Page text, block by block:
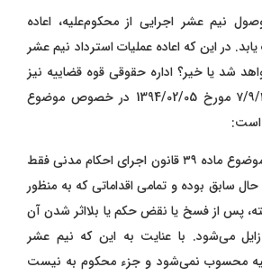
نیم عشر اجرایی از محکوم‌علیه، اعاده
در این که اعاده عملیات استرداد نیم عشر
شد یا خیر؟ اداره حقوقی قوه قضاییه نیز
طی نظریه شماره ۷/۹/۲۹۲ مورخ 1394/02/05 در خصوص موضوع
است:
«اعاده عملیات اجرایی موضوع ماده ۳۹ قانون اجرای احکام مدنی فقط
سابق بوده و تمامی اقداماتی که به منظور
پس از فسخ یا نقض حکم یا بلااثر شدن آن
زایل می‌شود. با عنایت به این که نیم عشر
محسوب نمی‌شود و جزء محکوم به نیست